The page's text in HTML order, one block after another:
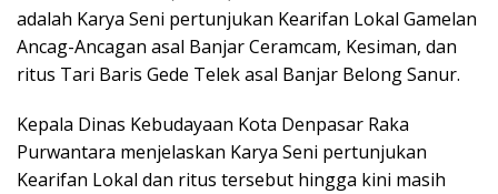
adalah Karya Seni pertunjukan Kearifan Lokal Gamelan
Ancag-Ancagan asal Banjar Ceramcam, Kesiman, dan
ritus Tari Baris Gede Telek asal Banjar Belong Sanur.
Kepala Dinas Kebudayaan Kota Denpasar Raka
Purwantara menjelaskan Karya Seni pertunjukan
Kearifan Lokal dan ritus tersebut hingga kini masih